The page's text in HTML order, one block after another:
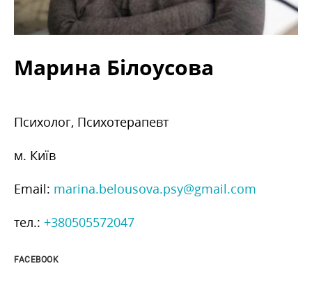
Марина Білоусова
Психолог, Психотерапевт
м. Київ
Email: marina.belousova.psy@gmail.com
тел.: +380505572047
FACEBOOK